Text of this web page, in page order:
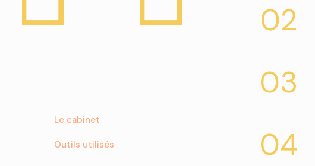
Le cabinet
Outils utilisés
02
03
04